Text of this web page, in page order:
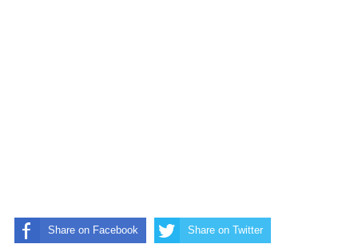
Share on Facebook Share on Twitter